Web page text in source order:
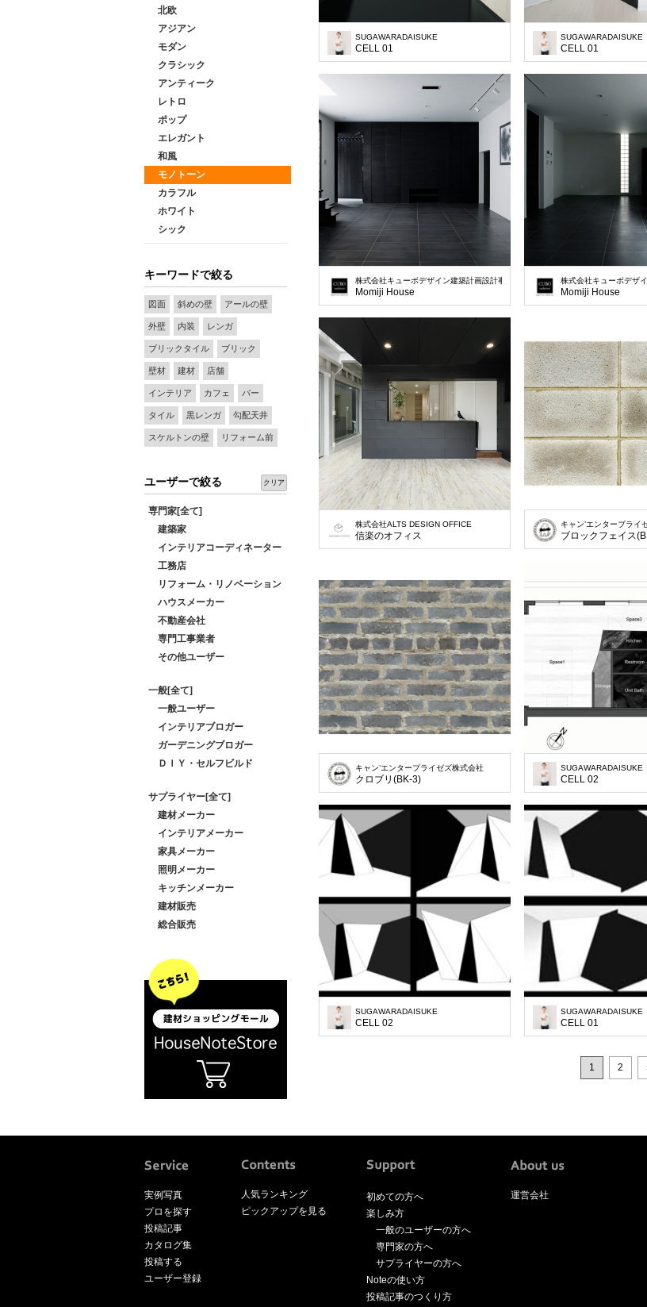
北欧
アジアン
モダン
クラシック
アンティーク
レトロ
ポップ
エレガント
和風
モノトーン
カラフル
ホワイト
シック
キーワードで絞る
図面 斜めの壁 アールの壁
外壁 内装 レンガ
ブリックタイル ブリック
壁材 建材 店舗
インテリア カフェ バー
タイル 黒レンガ 勾配天井
スケルトンの壁 リフォーム前
ユーザーで絞る クリア
専門家[全て]
建築家
インテリアコーディネーター
工務店
リフォーム・リノベーション
ハウスメーカー
不動産会社
専門工事業者
その他ユーザー
一般[全て]
一般ユーザー
インテリアブロガー
ガーデニングブロガー
ＤＩＹ・セルフビルド
サプライヤー[全て]
建材メーカー
インテリアメーカー
家具メーカー
照明メーカー
キッチンメーカー
建材販売
総合販売
SUGAWARADAISUKE
CELL 01
SUGAWARADAISUKE
CELL 01
株式会社キューボデザイン建築計画設計事務所
Momiji House
株式会社キューボデザ
Momiji House
株式会社ALTS DESIGN OFFICE
信楽のオフィス
キャン’エンタープライ
ブロックフェイス
キャン’エンタープライゼズ株式会社
クロブリ(BK-3)
SUGAWARADAISUKE
CELL 02
SUGAWARADAISUKE
CELL 02
SUGAWARADAISUKE
CELL 01
1 2
実例写真
プロを探す
投稿記事
カタログ集
投稿する
ユーザー登録
人気ランキング
ピックアップを見る
初めての方へ
楽しみ方
一般のユーザーの方へ
専門家の方へ
サプライヤーの方へ
Noteの使い方
投稿記事のつくり方
運営会社